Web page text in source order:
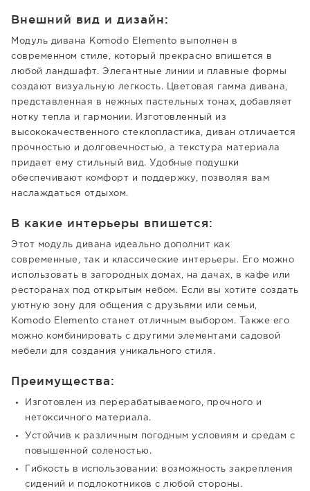
Внешний вид и дизайн:
Модуль дивана Komodo Elemento выполнен в
современном стиле, который прекрасно впишется в
любой ландшафт. Элегантные линии и плавные формы
создают визуальную легкость. Цветовая гамма дивана,
представленная в нежных пастельных тонах, добавляет
нотку тепла и гармонии. Изготовленный из
высококачественного стеклопластика, диван отличается
прочностью и долговечностью, а текстура материала
придает ему стильный вид. Удобные подушки
обеспечивают комфорт и поддержку, позволяя вам
наслаждаться отдыхом.
В какие интерьеры впишется:
Этот модуль дивана идеально дополнит как
современные, так и классические интерьеры. Его можно
использовать в загородных домах, на дачах, в кафе или
ресторанах под открытым небом. Если вы хотите создать
уютную зону для общения с друзьями или семьи,
Komodo Elemento станет отличным выбором. Также его
можно комбинировать с другими элементами садовой
мебели для создания уникального стиля.
Преимущества:
Изготовлен из перерабатываемого, прочного и
нетоксичного материала.
Устойчив к различным погодным условиям и средам с
повышенной соленостью.
Гибкость в использовании: возможность закрепления
сидений и подлокотников с любой стороны.